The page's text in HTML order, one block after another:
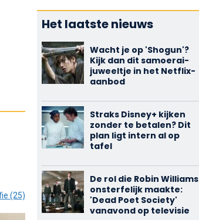
(25)
Het laatste nieuws
Wacht je op 'Shogun'?
Kijk dan dit samoerai-
juweeltje in het Netflix-
aanbod
Straks Disney+ kijken
zonder te betalen? Dit
plan ligt intern al op
tafel
De rol die Robin Williams
onsterfelijk maakte:
'Dead Poet Society'
vanavond op televisie